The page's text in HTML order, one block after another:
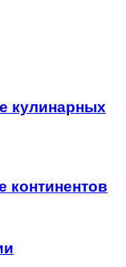
кулинарных
континентов